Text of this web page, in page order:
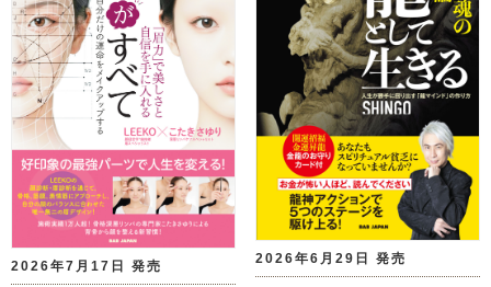
2026年7月17日 発売
2026年6月29日 発売